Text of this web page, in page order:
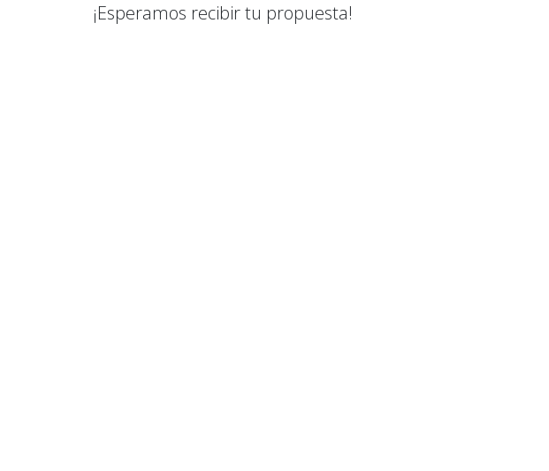
¡Esperamos recibir tu propuesta!